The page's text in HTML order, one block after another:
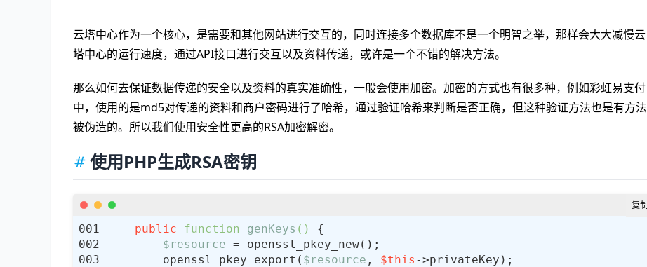
云塔中心作为一个核心，是需要和其他网站进行交互的，同时连接多个数据库不是一个明智之举，那样会大大减慢云
塔中心的运行速度，通过API接口进行交互以及资料传递，或许是一个不错的解决方法。
那么如何去保证数据传递的安全以及资料的真实准确性，一般会使用加密。加密的方式也有很多种，例如彩虹易支付
中，使用的是md5对传递的资料和商户密码进行了哈希，通过验证哈希来判断是否正确，但这种验证方法也是有方法
被伪造的。所以我们使用安全性更高的RSA加密解密。
使用PHP生成RSA密钥
public function genKeys ( )
$resource
        openssl_pkey_export(
$resource , $this